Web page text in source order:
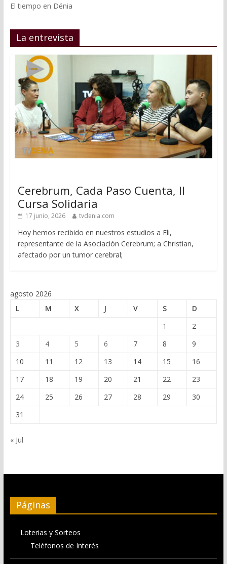
El tiempo en Dénia
La entrevista
Cerebrum, Cada Paso Cuenta, II
Cursa Solidaria
17 junio, 2026 tvdenia.com
Hoy hemos recibido en nuestros estudios a Eli,
representante de la Asociación Cerebrum; a Christian,
afectado por un tumor cerebral;
agosto 2026
L
M X J V S
D
1
2
3
4 5 6 7 8
9
10
11 12 13 14 15
16
17
18 19 20 21 22
23
24
25 26 27 28 29
30
31
« Jul
Páginas
Loterias y Sorteos
Teléfonos de Interés